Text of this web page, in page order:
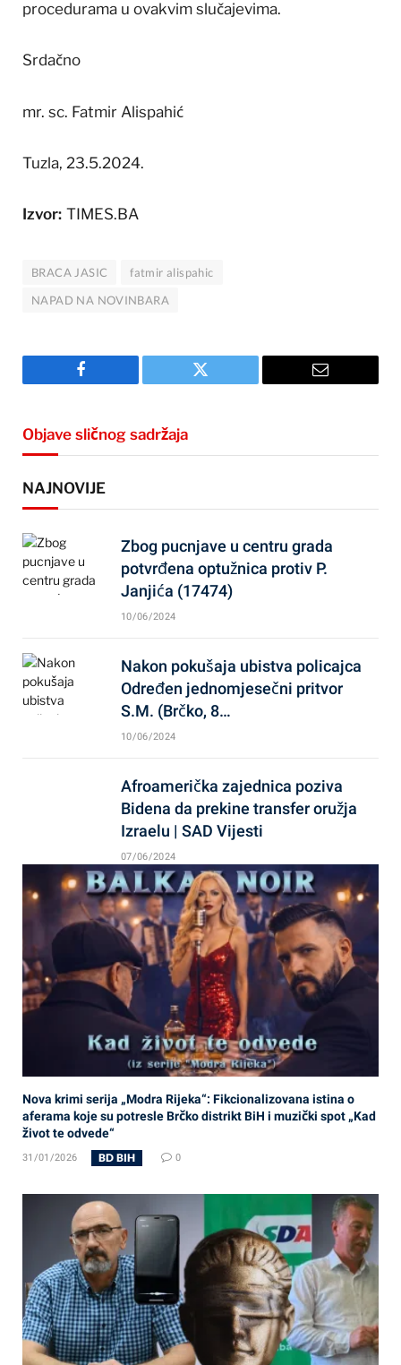
procedurama u ovakvim slučajevima.
Srdačno
mr. sc. Fatmir Alispahić
Tuzla, 23.5.2024.
Izvor: TIMES.BA
BRACA JASIC
fatmir alispahic
NAPAD NA NOVINBARA
Facebook Twitter Email
Objave sličnog sadržaja
NAJNOVIJE
Zbog pucnjave u centru grada
potvrđena optužnica protiv P.
Janjića (17474)
10/06/2024
Nakon pokušaja ubistva policajca
Određen jednomjesečni pritvor
S.M. (Brčko, 8…
10/06/2024
Afroamerička zajednica poziva
Bidena da prekine transfer oružja
Izraelu | SAD Vijesti
07/06/2024
Nova krimi serija „Modra Rijeka“: Fikcionalizovana istina o
aferama koje su potresle Brčko distrikt BiH i muzički spot „Kad
život te odvede“
31/01/2026 BD BIH 0